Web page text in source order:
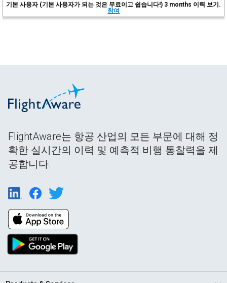
기본 사용자 (기본 사용자가 되는 것은 무료이고 쉽습니다!) 3 months 이력 보기.
참여
FlightAware는 항공 산업의 모든 부문에 대해 정
확한 실시간의 이력 및 예측적 비행 통찰력을 제
공합니다.